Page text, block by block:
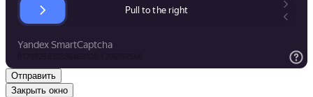
Закрыть окно